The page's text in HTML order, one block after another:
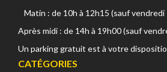
Matin : de 10h à 12h15 (sauf vendredi
Après midi : de 14h à 19h00 (sauf
Un parking gratuit est à votre
CATÉGORIES